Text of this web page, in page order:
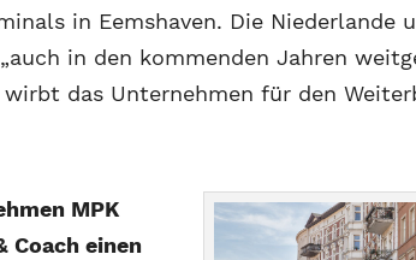
in Eemshaven. Die Niederlande
in den kommenden Jahren
wirbt das Unternehmen für den
MPK
Coach einen